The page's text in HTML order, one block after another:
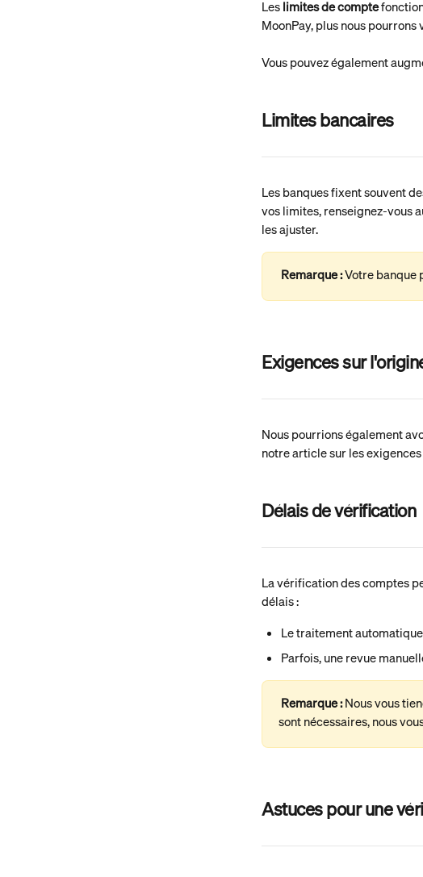
Les limites de compte
MoonPay, plus nous
Vous pouvez également
Limites bancaires
Les banques fixent souvent
vos limites, renseignez-vous
les ajuster.
Remarque : Votre banque
Exigences sur
Nous pourrions également
notre article sur les
Délais de vérification
La vérification des comptes
délais :
Le traitement
Parfois, une revue
Remarque : Nous vous
sont nécessaires, nous
Astuces pour une